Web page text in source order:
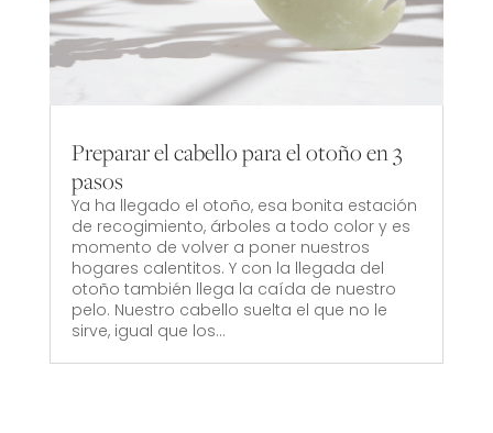
Preparar el cabello para el otoño en 3
pasos
Ya ha llegado el otoño, esa bonita estación
de recogimiento, árboles a todo color y es
momento de volver a poner nuestros
hogares calentitos. Y con la llegada del
otoño también llega la caída de nuestro
pelo. Nuestro cabello suelta el que no le
sirve, igual que los...